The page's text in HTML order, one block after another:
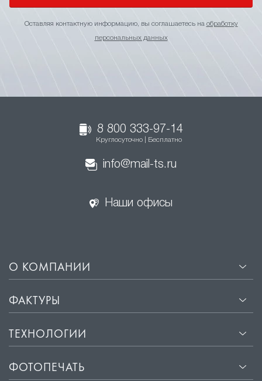
Оставляя контактную информацию, вы соглашаетесь на обработку
персональных данных
8 800 333-97-14
Круглосуточно | Бесплатно
info@mail-ts.ru
Наши офисы
О КОМПАНИИ
ФАКТУРЫ
ТЕХНОЛОГИИ
ФОТОПЕЧАТЬ